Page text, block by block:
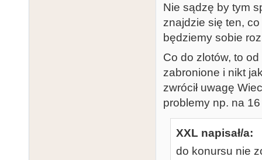
Nie sądzę by tym
znajdzie się ten,
będziemy sobie
Co do zlotów, to
zabronione i nikt
zwrócił uwagę
problemy np. na
XXL napisał/a:
do konursu nie